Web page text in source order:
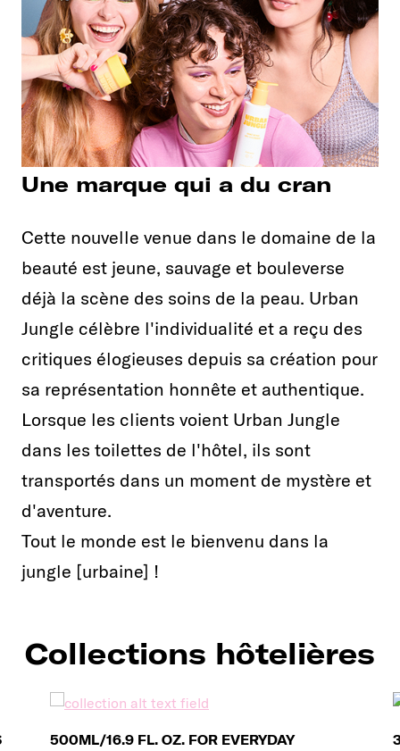
Une marque qui a du cran
Cette nouvelle venue dans le domaine de la
beauté est jeune, sauvage et bouleverse
déjà la scène des soins de la peau. Urban
Jungle célèbre l'individualité et a reçu des
critiques élogieuses depuis sa création pour
sa représentation honnête et authentique.
Lorsque les clients voient Urban Jungle
dans les toilettes de l'hôtel, ils sont
transportés dans un moment de mystère et
d'aventure.
Tout le monde est le bienvenu dans la
jungle [urbaine] !
Collections hôtelières
500ML/16.9 FL. OZ. FOR EVERYDAY